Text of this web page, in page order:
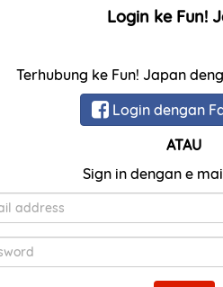
Login ke Fun!
Terhubung ke Fun! Japan
Login dengan
ATAU
Sign in dengan e
Mail
Sandi